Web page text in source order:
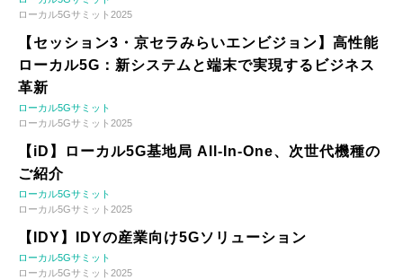
ローカル5Gサミット2025
【セッション3・京セラみらいエンビジョン】高性能
ローカル5G：新システムと端末で実現するビジネス
革新
ローカル5Gサミット
ローカル5Gサミット2025
【iD】ローカル5G基地局 All-In-One、次世代機種の
ご紹介
ローカル5Gサミット
ローカル5Gサミット2025
【IDY】IDYの産業向け5Gソリューション
ローカル5Gサミット
ローカル5Gサミット2025